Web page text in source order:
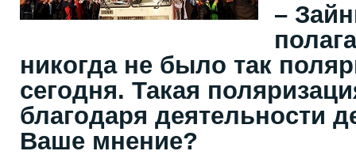
–
никогда не было так
сегодня. Такая
благодаря деятельности
Ваше мнение?